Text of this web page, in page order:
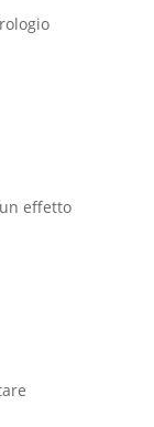
effetto